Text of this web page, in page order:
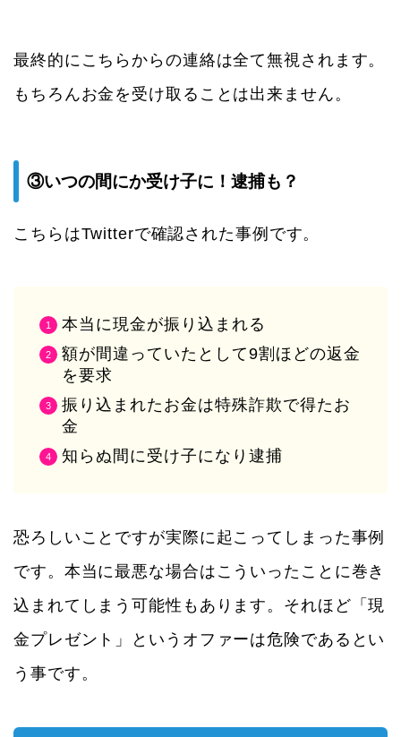
最終的にこちらからの連絡は全て無視されます。
もちろんお金を受け取ることは出来ません。
③いつの間にか受け子に！逮捕も？
こちらはTwitterで確認された事例です。
本当に現金が振り込まれる
額が間違っていたとして9割ほどの返金
を要求
振り込まれたお金は特殊詐欺で得たお
金
知らぬ間に受け子になり逮捕
恐ろしいことですが実際に起こってしまった事例
です。本当に最悪な場合はこういったことに巻き
込まれてしまう可能性もあります。それほど「現
金プレゼント」というオファーは危険であるとい
う事です。